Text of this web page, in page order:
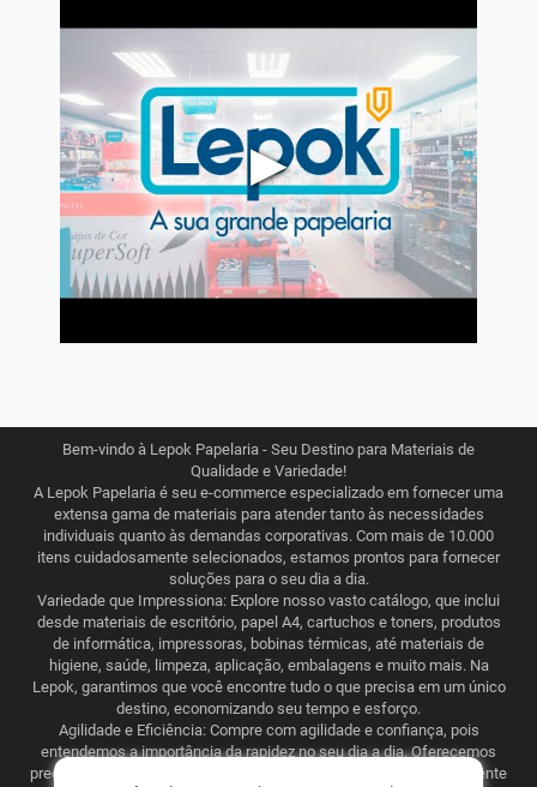
▶
Bem-vindo à Lepok Papelaria - Seu Destino para Materiais de
Qualidade e Variedade!
A Lepok Papelaria é seu e-commerce especializado em fornecer uma
extensa gama de materiais para atender tanto às necessidades
individuais quanto às demandas corporativas. Com mais de 10.000
itens cuidadosamente selecionados, estamos prontos para fornecer
soluções para o seu dia a dia.
Variedade que Impressiona: Explore nosso vasto catálogo, que inclui
desde materiais de escritório, papel A4, cartuchos e toners, produtos
de informática, impressoras, bobinas térmicas, até materiais de
higiene, saúde, limpeza, aplicação, embalagens e muito mais. Na
Lepok, garantimos que você encontre tudo o que precisa em um único
destino, economizando seu tempo e esforço.
Agilidade e Eficiência: Compre com agilidade e confiança, pois
entendemos a importância da rapidez no seu dia a dia. Oferecemos
preços justos e competitivos, combinados com uma logística eficiente